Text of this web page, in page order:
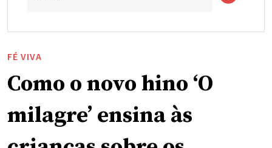
FÉ VIVA
Como o novo hino ‘O
milagre’ ensina às